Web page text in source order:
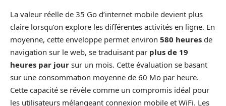
La valeur réelle de 35 Go d’internet mobile devient plus
claire lorsqu’on explore les différentes activités en ligne. En
moyenne, cette enveloppe permet environ 580 heures de
navigation sur le web, se traduisant par plus de 19
heures par jour sur un mois. Cette évaluation se basant
sur une consommation moyenne de 60 Mo par heure.
Cette capacité se révèle comme un compromis idéal pour
les utilisateurs mélangeant connexion mobile et WiFi. Les